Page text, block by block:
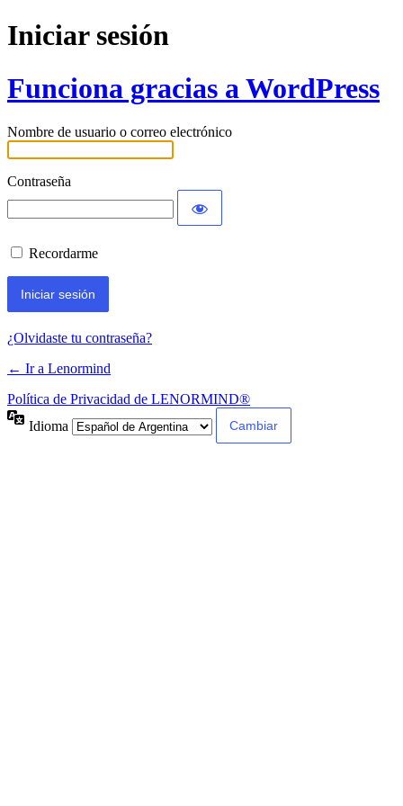
Iniciar sesión
Funciona gracias a WordPress
Nombre de usuario o correo electrónico
Contraseña
Recordarme
¿Olvidaste tu contraseña?
← Ir a Lenormind
Política de Privacidad de LENORMIND®
Idioma